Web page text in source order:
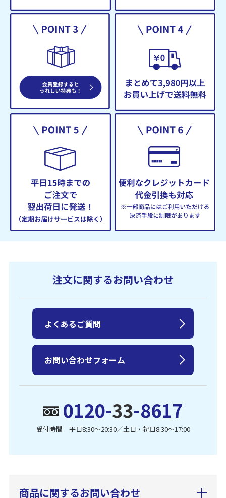
注文に関するお問い合わせ
0120-33-8617
受付時間 平日8:30〜20:30／土日・祝日8:30〜17:00
よくあるご質問
お問い合わせフォーム
商品に関するお問い合わせ